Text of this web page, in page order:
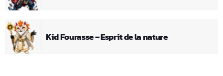
Kid Fourasse – Esprit de la nature